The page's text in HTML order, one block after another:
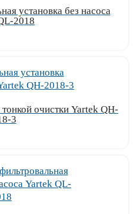
установка без насоса
2018
очистки Yartek QH-
3